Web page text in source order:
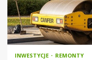
INWESTYCJE REMONTY